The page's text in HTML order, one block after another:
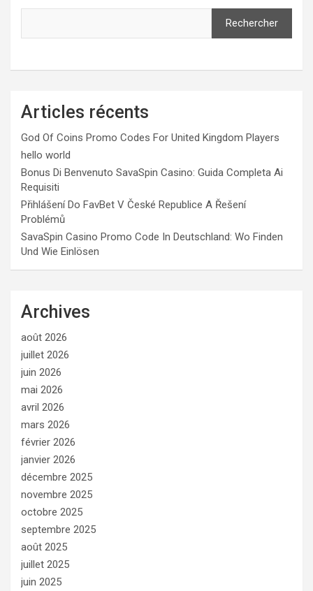
Rechercher
Articles récents
God Of Coins Promo Codes For United Kingdom Players
hello world
Bonus Di Benvenuto SavaSpin Casino: Guida Completa Ai
Requisiti
Přihlášení Do FavBet V České Republice A Řešení
Problémů
SavaSpin Casino Promo Code In Deutschland: Wo Finden
Und Wie Einlösen
Archives
août 2026
juillet 2026
juin 2026
mai 2026
avril 2026
mars 2026
février 2026
janvier 2026
décembre 2025
novembre 2025
octobre 2025
septembre 2025
août 2025
juillet 2025
juin 2025